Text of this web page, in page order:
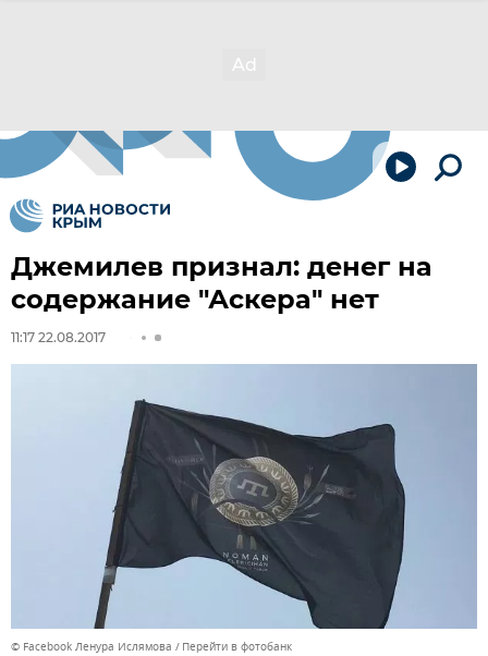
Джемилев признал: денег на
содержание "Аскера" нет
11:17 22.08.2017
© Facebook Ленура Ислямова Перейти в фотобанк